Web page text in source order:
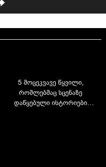
5 მოცეკვავე წყვილი,
რომლებმაც სცენაზე
დაწყებული ისტორიები